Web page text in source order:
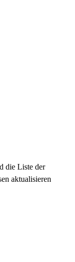
die Liste der
aktualisieren